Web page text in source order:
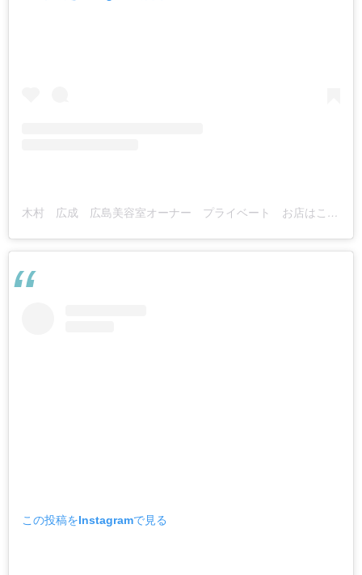
木村 広成 広島美容室オーナー プライベート お店はこちら↓↓↓(@kosei_321)がシェアした投稿
この投稿をInstagramで見る